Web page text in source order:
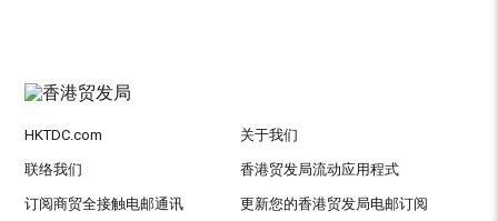
HKTDC.com 关于我们
联络我们 香港贸发局流动应用程式
订阅商贸全接触电邮通讯 更新您的香港贸发局电邮订阅